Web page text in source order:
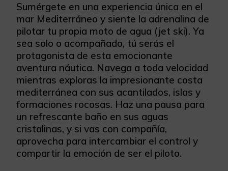
Sumérgete en una experiencia única en el
mar Mediterráneo y siente la adrenalina de
pilotar tu propia moto de agua (jet ski). Ya
sea solo o acompañado, tú serás el
protagonista de esta emocionante
aventura náutica. Navega a toda velocidad
mientras exploras la impresionante costa
mediterránea con sus acantilados, islas y
formaciones rocosas. Haz una pausa para
un refrescante baño en sus aguas
cristalinas, y si vas con compañía,
aprovecha para intercambiar el control y
compartir la emoción de ser el piloto.